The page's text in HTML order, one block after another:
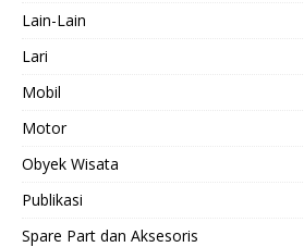
Lain-Lain
Lari
Mobil
Motor
Obyek Wisata
Publikasi
Spare Part dan Aksesoris